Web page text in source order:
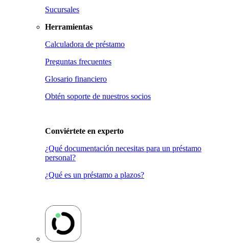
Sucursales
Herramientas
Calculadora de préstamo
Preguntas frecuentes
Glosario financiero
Obtén soporte de nuestros socios
Conviértete en experto
¿Qué documentación necesitas para un préstamo
personal?
¿Qué es un préstamo a plazos?